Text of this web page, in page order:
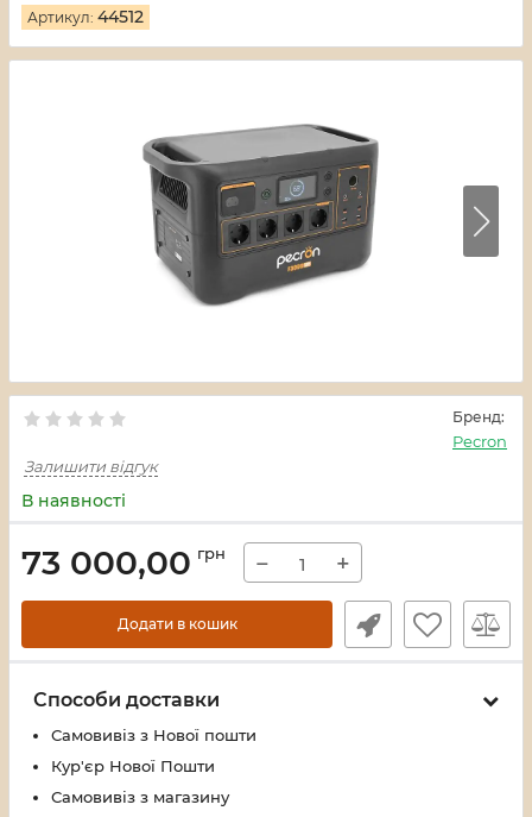
Артикул: 44512
Бренд:
Pecron
Залишити відгук
В наявності
73 000,00 грн − +
Додати в кошик
Способи доставки
Самовивіз з Нової пошти
Кур'єр Нової Пошти
Самовивіз з магазину